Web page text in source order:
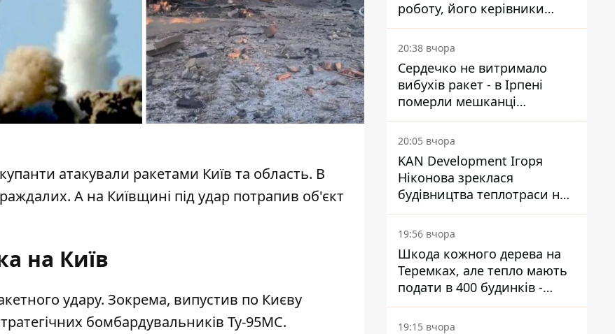
атакували ракетами Київ та область. В
А на Київщині під удар потрапив об'єкт
на Київ
удару. Зокрема, випустив по Києву
бомбардувальників Ту-95МС.
роботу, його керівники
втекли з України - Bihus.info
20:38 вчора
Сердечко не витримало
вибухів ракет - в Ірпені
померли мешканці
притулку для собак з
інвалідністю
20:05 вчора
KAN Development Ігоря
Ніконова зреклася
будівництва теплотраси на
Теремках
19:56 вчора
Шкода кожного дерева на
Теремках, але тепло мають
подати в 400 будинків -
депутатка Київради
19:15 вчора